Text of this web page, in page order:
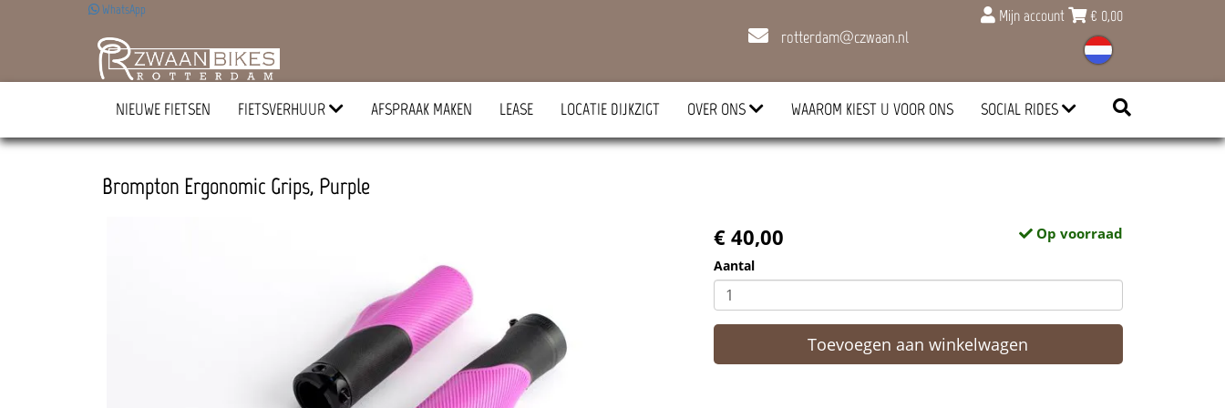
Mijn account € 0,00
rotterdam@czwaan.nl
WhatsApp
NIEUWE FIETSEN FIETSVERHUUR AFSPRAAK MAKEN LEASE LOCATIE DIJKZIGT OVER ONS WAAROM KIEST U VOOR ONS SOCIAL RIDES
Brompton Ergonomic Grips, Purple
€ 40,00
Op voorraad
Aantal
Toevoegen aan winkelwagen